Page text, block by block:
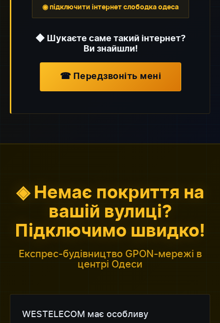
◉ підключити інтернет слободка одеса
◆ Шукаєте саме такий інтернет?
Ви знайшли!
☎ Передзвоніть мені
◈ Немає покриття на
вашій вулиці?
Підключимо швидко!
Експрес-будівництво GPON-мережі в
центрі Одеси
WESTELECOM має особливу